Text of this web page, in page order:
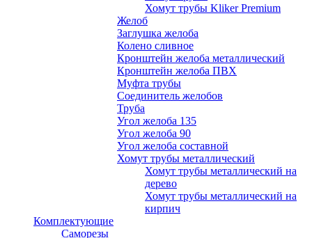
Хомут трубы Kliker Premium
Желоб
Заглушка желоба
Колено сливное
Кронштейн желоба металлический
Кронштейн желоба ПВХ
Муфта трубы
Соединитель желобов
Труба
Угол желоба 135
Угол желоба 90
Угол желоба составной
Хомут трубы металлический
Хомут трубы металлический на
дерево
Хомут трубы металлический на
кирпич
Комплектующие
Саморезы